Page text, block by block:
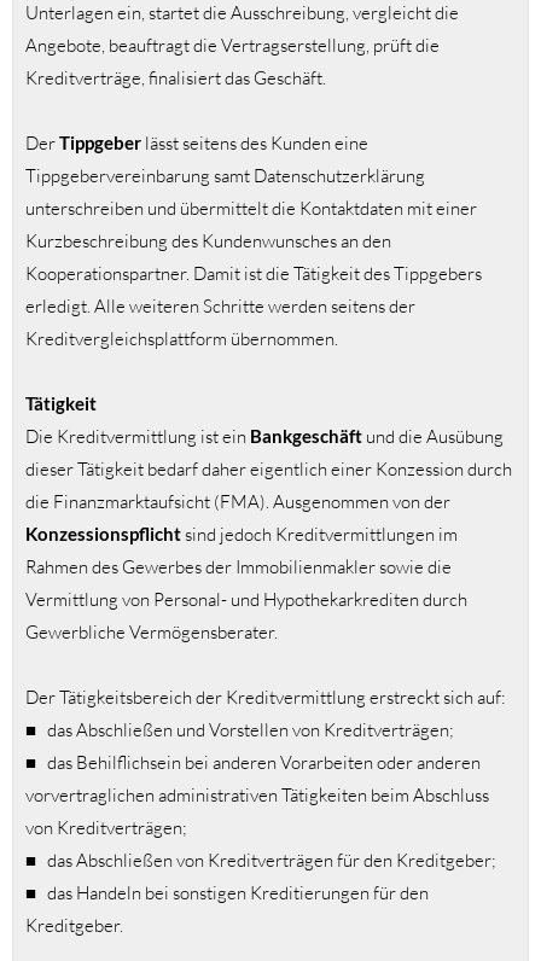
Unterlagen ein, startet die Ausschreibung, vergleicht die
Angebote, beauftragt die Vertragserstellung, prüft die
Kreditverträge, finalisiert das Geschäft.
DerTippgeber lässt seitens des Kunden eine
Tippgebervereinbarung samt Datenschutzerklärung
unterschreiben und übermittelt die Kontaktdaten mit einer
Kurzbeschreibung des Kundenwunsches an den
Kooperationspartner. Damit ist die Tätigkeit des Tippgebers
erledigt. Alle weiteren Schritte werden seitens der
Kreditvergleichsplattform übernommen.
Tätigkeit
Die Kreditvermittlung ist ein Bankgeschäft und die Ausübung
dieser Tätigkeit bedarf daher eigentlich einer Konzession durch
die Finanzmarktaufsicht (FMA). Ausgenommen von der
Konzessionspflichtsind jedoch Kreditvermittlungen im
Rahmen des Gewerbes der Immobilienmakler sowie die
Vermittlung von Personal- und Hypothekarkrediten durch
Gewerbliche Vermögensberater.
Der Tätigkeitsbereich der Kreditvermittlung erstreckt sich auf:
■ das Abschließen und Vorstellen von Kreditverträgen;
■ das Behilflichsein bei anderen Vorarbeiten oder anderen
vorvertraglichen administrativen Tätigkeiten beim Abschluss
von Kreditverträgen;
■ das Abschließen von Kreditverträgen für den Kreditgeber;
■ das Handeln bei sonstigen Kreditierungen für den
Kreditgeber.